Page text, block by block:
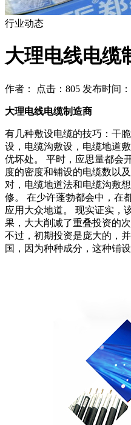
行业动态
大理电线电缆
作者： 点击：805 发布时间：
大理电线电缆制造商
有几种敷设电缆的技巧：干
设，电缆沟敷设，电缆地道
优坏处。 平时，应思量都会
度的密度和铺设的电缆数以
对，电缆地道法和电缆沟敷
修。 在少许蓬勃都会中，在
应用大众地道。 现实证实，
果，大大削减了重叠投资的
不过，初期投资是庞大的，
国，因为种种成分，这种铺